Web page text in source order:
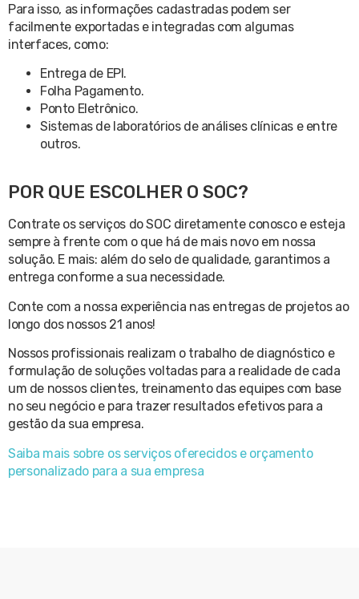
Para isso, as informações cadastradas podem ser
facilmente exportadas e integradas com algumas
interfaces, como:
Entrega de EPI.
Folha Pagamento.
Ponto Eletrônico.
Sistemas de laboratórios de análises clínicas e entre
outros.
POR QUE ESCOLHER O SOC?
Contrate os serviços do SOC diretamente conosco e esteja
sempre à frente com o que há de mais novo em nossa
solução. E mais: além do selo de qualidade, garantimos a
entrega conforme a sua necessidade.
Conte com a nossa experiência nas entregas de projetos ao
longo dos nossos 21 anos!
Nossos profissionais realizam o trabalho de diagnóstico e
formulação de soluções voltadas para a realidade de cada
um de nossos clientes, treinamento das equipes com base
no seu negócio e para trazer resultados efetivos para a
gestão da sua empresa.
Saiba mais sobre os serviços oferecidos e orçamento
personalizado para a sua empresa